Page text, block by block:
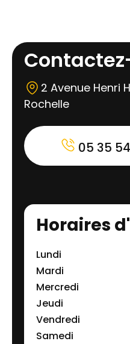
2 Avenue Henri
Rochelle
05 35
Horaires
Lundi
Mardi
Mercredi
Jeudi
Vendredi
Samedi